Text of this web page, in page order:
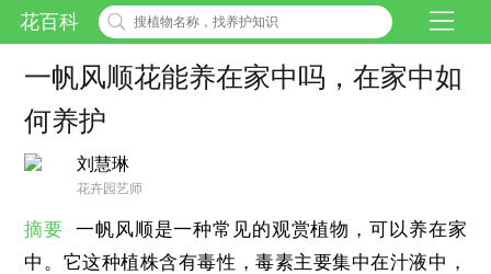
花百科
一帆风顺花能养在家中吗，在家中如
何养护
刘慧琳
花卉园艺师
摘要
一帆风顺是一种常见的观赏植物，可以养在家
中。它这种植株含有毒性，毒素主要集中在汁液中，